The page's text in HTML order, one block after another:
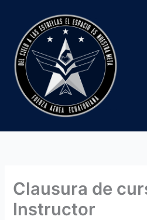
contenido
Clausura de
Instructor